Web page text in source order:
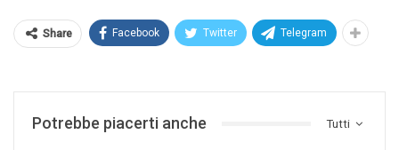
Share Facebook Twitter Telegram
Tutti
Potrebbe piacerti anche